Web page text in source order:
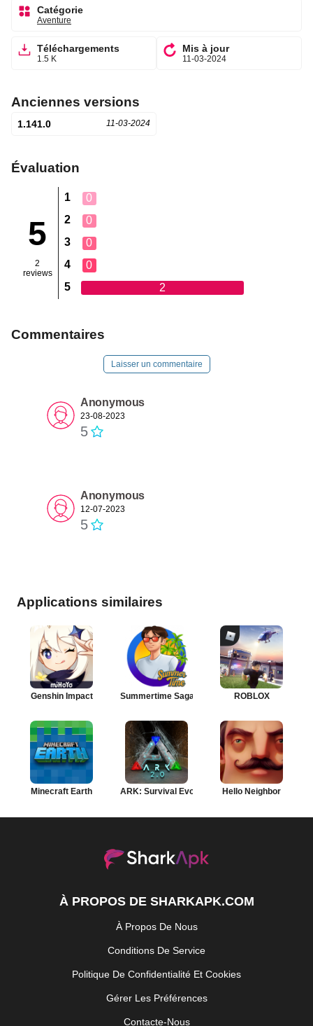
Catégorie
Aventure
Téléchargements
1.5 K
Mis à jour
11-03-2024
Anciennes versions
1.141.0 11-03-2024
Évaluation
5
2
reviews
1
0
2
0
3
0
4
0
5
2
Commentaires
Laisser un commentaire
Anonymous
23-08-2023
5
Anonymous
12-07-2023
5
Applications similaires
Genshin Impact Summertime Saga ROBLOX
Minecraft Earth ARK: Survival Evolved Hello Neighbor
À PROPOS DE SHARKAPK.COM
À Propos De Nous
Conditions De Service
Politique De Confidentialité Et Cookies
Gérer Les Préférences
Contacte-Nous